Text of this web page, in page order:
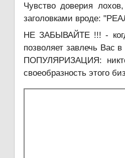
Чувство доверия
заголовками вроде:
НЕ ЗАБЫВАЙТЕ !!! -
позволяет завлечь
ПОПУЛЯРИЗАЦИЯ:
своеобразность этого